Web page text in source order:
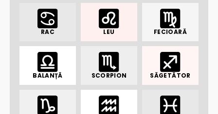
RAC LEU FECIOARĂ
BALANȚĂ SCORPION SĂGETĂTOR